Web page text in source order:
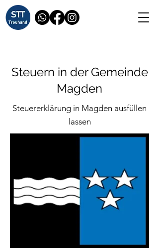
Steuern in der Gemeinde
Magden
Steuererklärung in Magden ausfüllen
lassen